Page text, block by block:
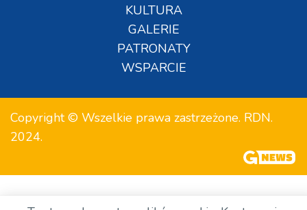
KULTURA
GALERIE
PATRONATY
WSPARCIE
Copyright © Wszelkie prawa zastrzeżone. RDN.
2024.